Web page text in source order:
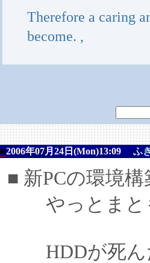
Therefore a caring
become. ,
■2006年07月24日(Mon)13:09 ふ
■ 新PCの環境
やっとまと
HDDが死ん